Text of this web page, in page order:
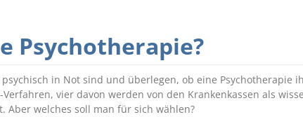
Psychotherapie?
in Not sind und überlegen, ob eine Psychotherapie
vier davon werden von den Krankenkassen als
welches soll man für sich wählen?